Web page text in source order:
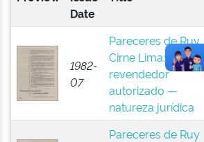
Date
1982-
07
Pareceres de Ruy
Cirne Lima:
revendedor
autorizado —
natureza jurídica
Pareceres de Ruy